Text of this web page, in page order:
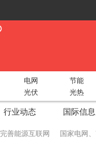
电网
节能
光伏 光热
行业动态 国际信息
善能源互联网 国家电网
收投运